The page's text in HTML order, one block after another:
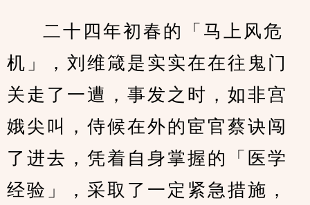
二十四年初春的「马上风危
机」，刘维箴是实实在在往鬼门
关走了一遭，事发之时，如非宫
娥尖叫，侍候在外的宦官蔡诀闯
了进去，凭着自身掌握的「医学
经验」，采取了一定紧急措施，